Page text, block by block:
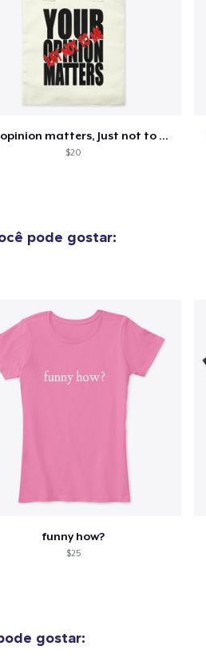
Your opinion matters, Just not to me!
$20
pode gostar:
funny how?
$25
gostar: